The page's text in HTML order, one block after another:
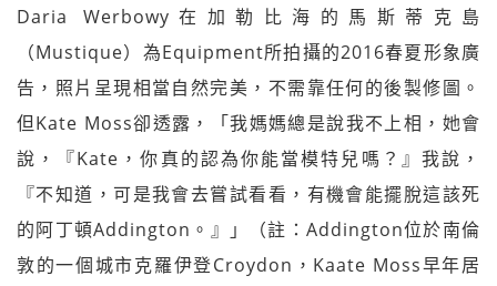
Daria Werbowy在加勒比海的馬斯蒂克島
（Mustique）為Equipment所拍攝的2016春夏形象廣
告，照片呈現相當自然完美，不需靠任何的後製修圖。
但Kate Moss卻透露，「我媽媽總是說我不上相，她會
說，『Kate，你真的認為你能當模特兒嗎？』我說，
『不知道，可是我會去嘗試看看，有機會能擺脫這該死
的阿丁頓Addington。』」（註：Addington位於南倫
敦的一個城市克羅伊登Croydon，Kaate Moss早年居